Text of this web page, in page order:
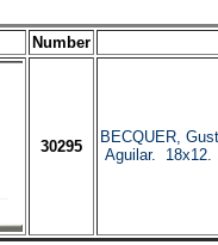
Number
30295
BECQUER,
Aguilar. 18x12.